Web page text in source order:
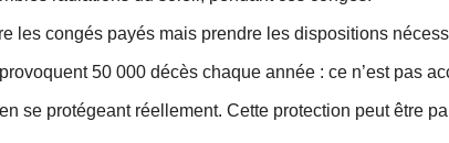
les congés payés mais prendre les dispositions
50 000 décès chaque année : ce n’est pas
se protégeant réellement. Cette protection peut être